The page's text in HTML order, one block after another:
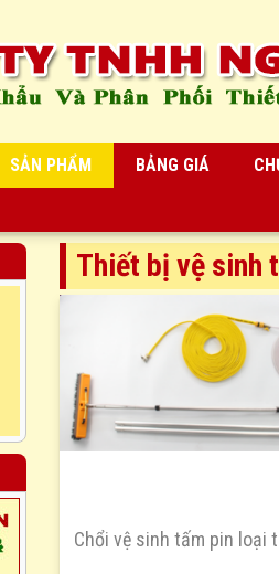
SẢN PHẨM BẢNG GIÁ
Thiết bị vệ sinh
Chổi vệ sinh tấm pin loại